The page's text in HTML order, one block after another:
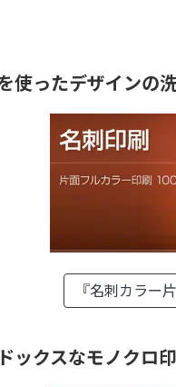
使ったデザインの
『名刺カラー
ックスなモノクロ